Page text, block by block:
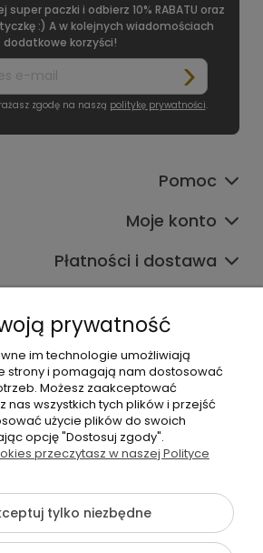
super paczki i odbierz 10% RABATU oraz
:) A w kolejnych wiadomościach
dodatkowe korzyści!
zgodę na naszą politykę prywatności.
Pomoc
Moje konto
Płatności i dostawa
+48 605 141 363
prywatność
im technologie umożliwiają
strony i pomagają nam dostosować
Możesz zaakceptować
nas wszystkich tych plików i przejść
użycie plików do swoich
opcję "Dostosuj zgody".
przeczytasz w naszej Polityce
tylko niezbędne